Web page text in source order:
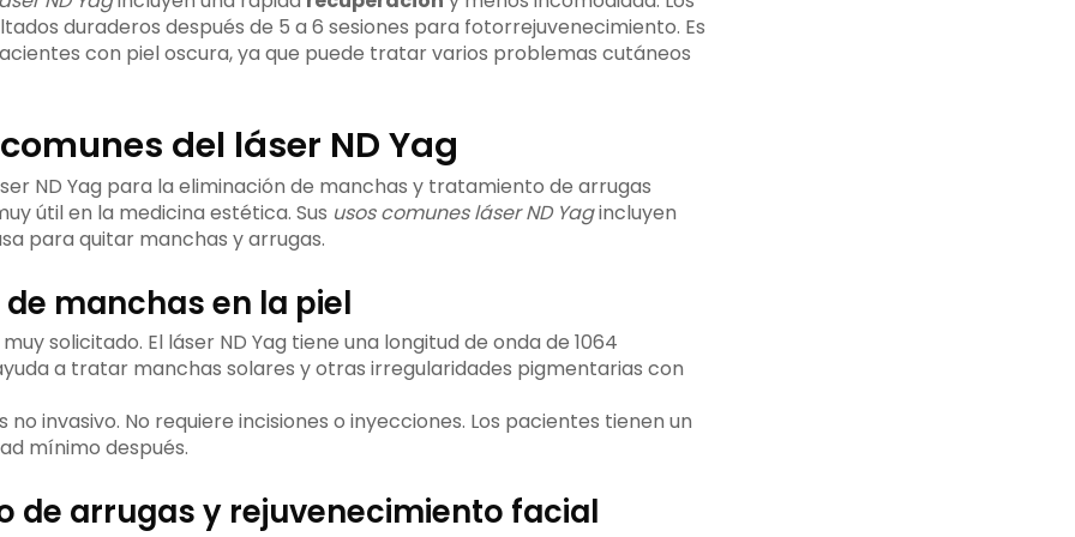
duraderos después de 5 a 6 sesiones para fotorrejuvenecimiento. Es
con piel oscura, ya que puede tratar varios problemas cutáneos
del láser ND Yag
útil en la medicina estética. Sus usos comunes láser ND Yagincluyen
para quitar manchas y arrugas.
manchas en la piel
solicitado. El láser ND Yag tiene una longitud de onda de 1064
a tratar manchas solares y otras irregularidades pigmentarias con
invasivo. No requiere incisiones o inyecciones. Los pacientes tienen un
mínimo después.
de arrugas y rejuvenecimiento facial